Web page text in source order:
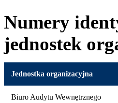
Numery
jednostek
Jednostka organizacyjna
Biuro Audytu Wewnętrznego